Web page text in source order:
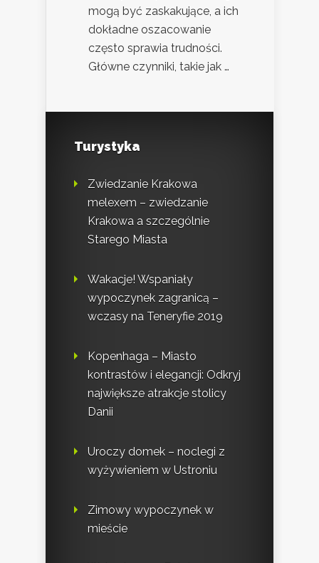
mogą być zaskakujące, a ich
dokładne oszacowanie
często sprawia trudności.
Główne czynniki, takie jak …
Turystyka
Zwiedzanie Krakowa
melexem – zwiedzanie
Krakowa a szczególnie
Starego Miasta
Wakacje! Wspaniały
wypoczynek zagranicą –
wczasy na Teneryfie 2019
Kopenhaga – Miasto
kontrastów i elegancji: Odkryj
największe atrakcje stolicy
Danii
Uroczy domek – noclegi z
wyżywieniem w Ustroniu
Zimowy wypoczynek w
mieście